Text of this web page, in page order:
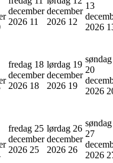
december
2026 11
december
2026 12
13
2026
fredag 18
december
2026 18
lørdag 19
december
2026 19
søndag
20
2026
fredag 25
december
2026 25
lørdag 26
december
2026 26
søndag
27
2026